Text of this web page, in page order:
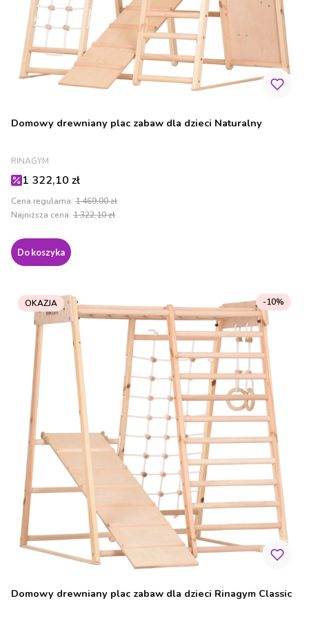
Domowy drewniany plac zabaw dla dzieci Naturalny
PRODUCENT
RINAGYM
Cena promocyjna
1 322,10 zł
Cena regularna: 1 469,00 zł
Najniższa cena: 1 322,10 zł
Do koszyka
OKAZJA
Domowy drewniany plac zabaw dla dzieci Rinagym Classic
-10%